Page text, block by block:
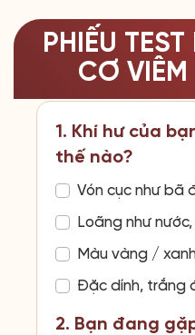
PHIẾU
CƠ VIÊM
1. Khí hư của
thế nào?
Vón cục như bã
Loãng như
Màu vàng /
Đặc dính, trắng
2. Bạn đang